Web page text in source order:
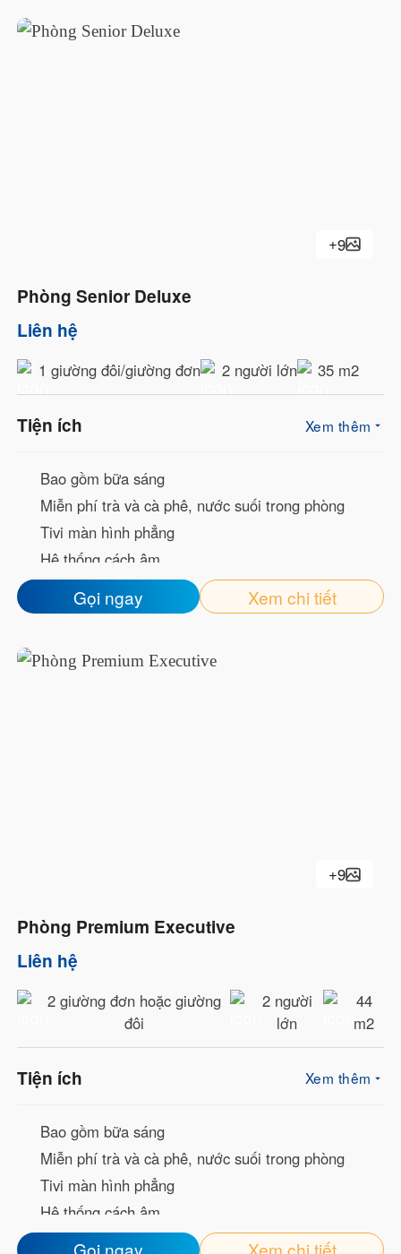
+9
Phòng Senior Deluxe
Liên hệ
1 giường đôi/giường đơn 2 người lớn 35 m2
Tiện ích Xem thêm
Bao gồm bữa sáng
Miễn phí trà và cà phê, nước suối trong phòng
Tivi màn hình phẳng
Hệ thống cách âm
Welcome Drink
Mạng wifi tốc độ cao
Minibar
Gọi ngay Xem chi tiết
+9
Phòng Premium Executive
Liên hệ
2 giường đơn hoặc giường
đôi
2 người
lớn
44
m2
Tiện ích Xem thêm
Bao gồm bữa sáng
Miễn phí trà và cà phê, nước suối trong phòng
Tivi màn hình phẳng
Hệ thống cách âm
Welcome Drink